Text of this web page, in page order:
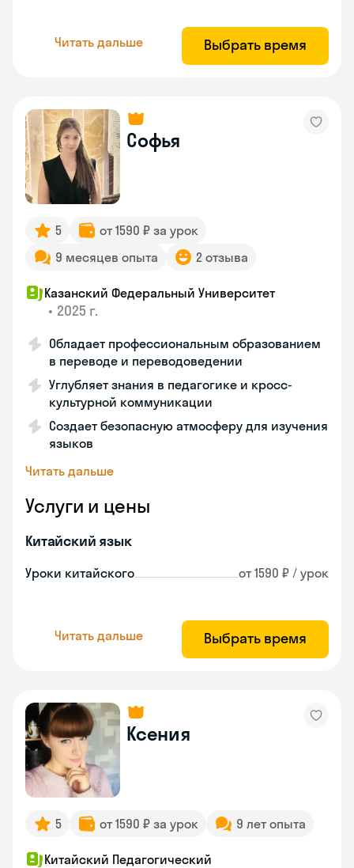
Читать дальше Выбрать время
Софья
5
от 1590 ₽ за урок
9 месяцев опыта
2 отзыва
Казанский Федеральный Университет
• 2025 г.
Обладает профессиональным образованием
в переводе и переводоведении
Углубляет знания в педагогике и кросс-
культурной коммуникации
Создает безопасную атмосферу для изучения
языков
Читать дальше
Услуги и цены
Китайский язык
Уроки китайского от 1590 ₽ / урок
Читать дальше Выбрать время
Ксения
5 от 1590 ₽ за урок 9 лет опыта
Китайский Педагогический